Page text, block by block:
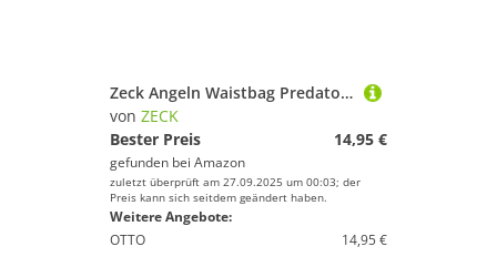
Zeck Angeln Waistbag Predator 1200 - 25x11x12cm Angeltasche für Spinnfischer
von ZECK
Bester Preis
14,95 €
gefunden bei Amazon
zuletzt überprüft am 27.09.2025 um 00:03; der
Preis kann sich seitdem geändert haben.
Weitere Angebote:
OTTO
14,95 €